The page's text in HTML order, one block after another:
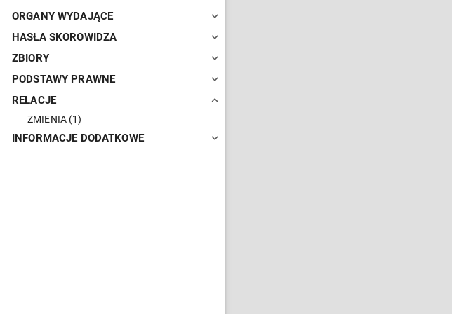
ORGANY WYDAJĄCE
HASŁA SKOROWIDZA
ZBIORY
PODSTAWY PRAWNE
RELACJE
ZMIENIA (1)
INFORMACJE DODATKOWE